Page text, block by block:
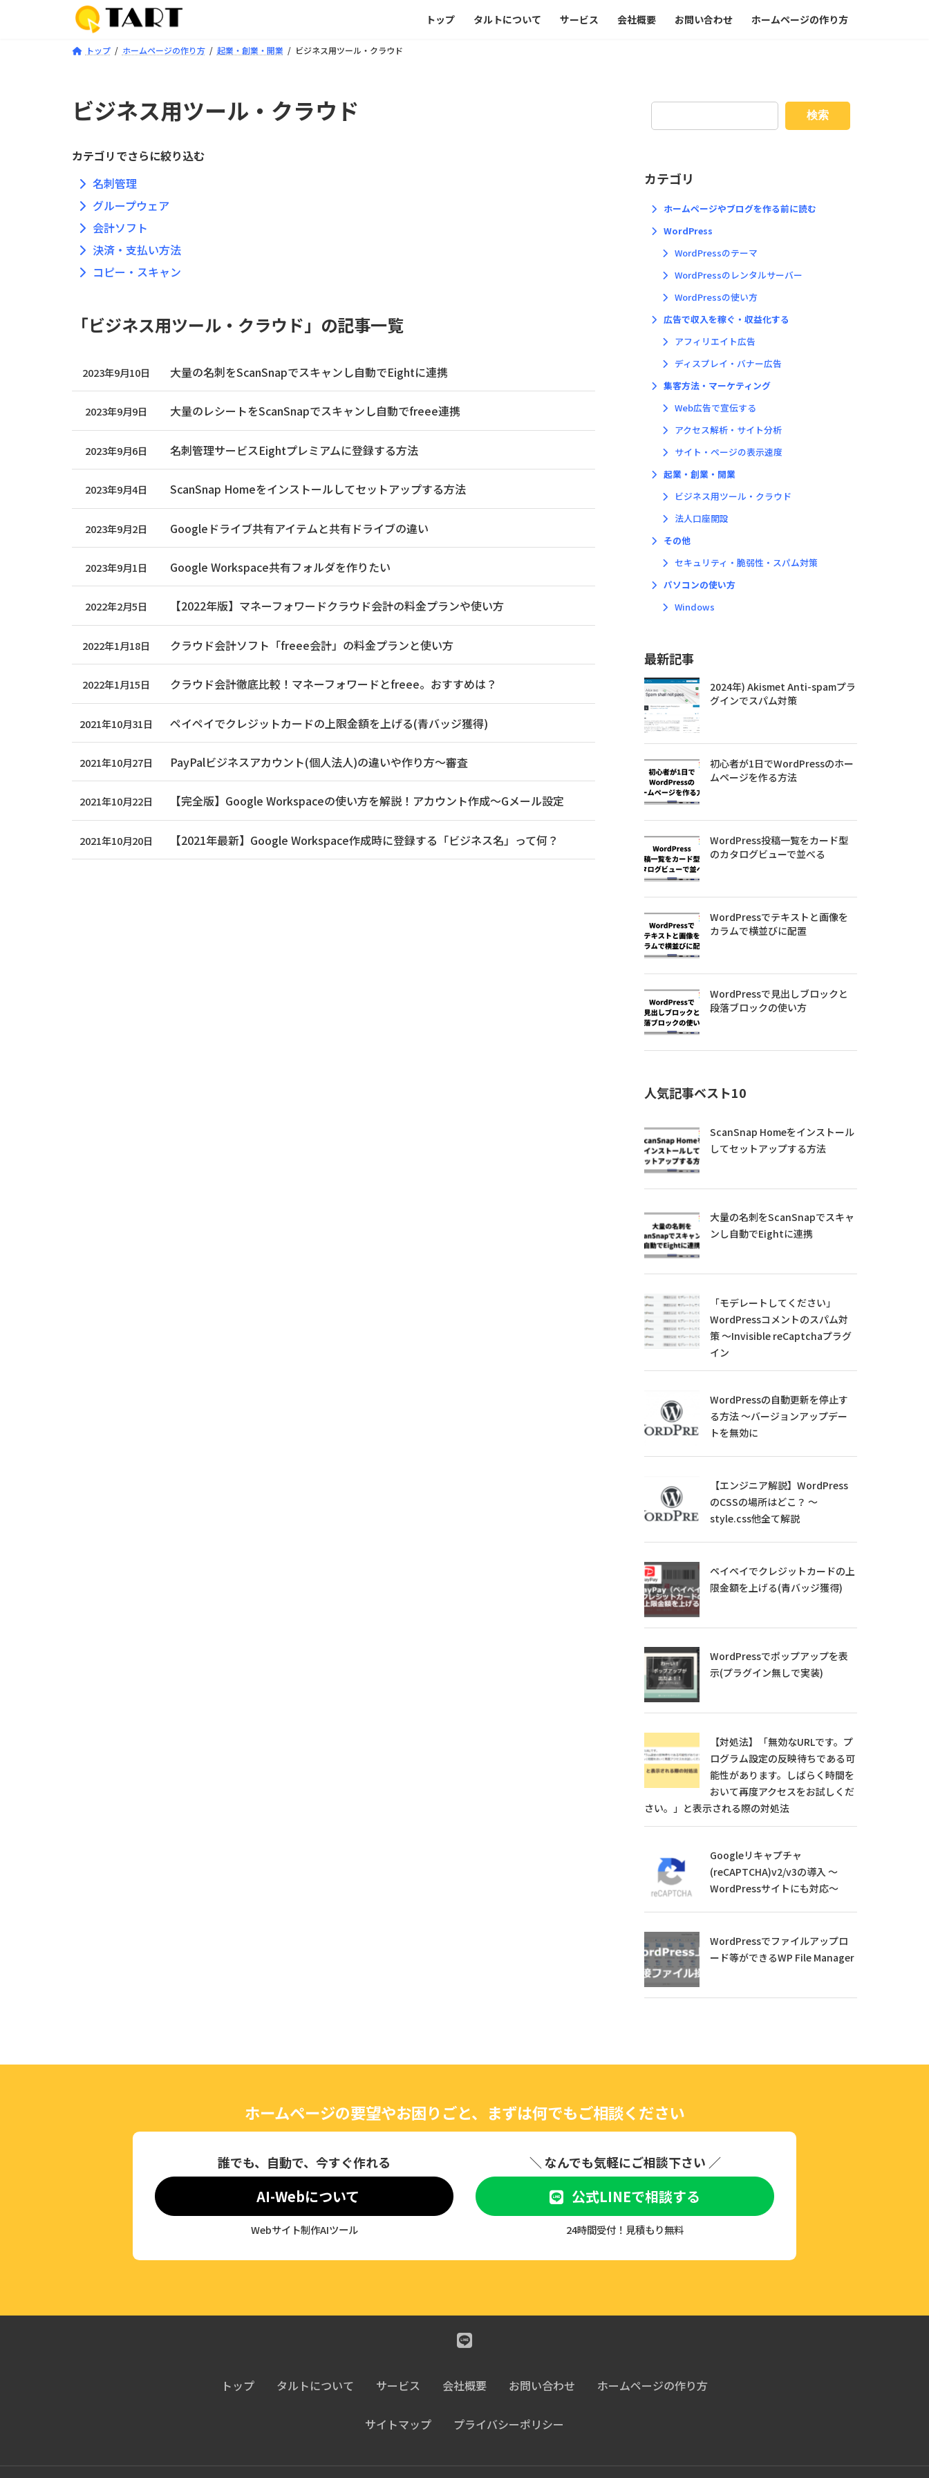
トップ タルトについて サービス 会社概要 お問い合わせ ホームページの作り方
トップ ホームページの作り方 起業・創業・開業 ビジネス用ツール・クラウド
ビジネス用ツール・クラウド
カテゴリでさらに絞り込む
名刺管理
グループウェア
会計ソフト
決済・支払い方法
コピー・スキャン
「ビジネス用ツール・クラウド」の記事一覧
2023年9月10日 大量の名刺をScanSnapでスキャンし自動でEightに連携
2023年9月9日 大量のレシートをScanSnapでスキャンし自動でfreee連携
2023年9月6日 名刺管理サービスEightプレミアムに登録する方法
2023年9月4日 ScanSnap Homeをインストールしてセットアップする方法
2023年9月2日 Googleドライブ共有アイテムと共有ドライブの違い
2023年9月1日 Google Workspace共有フォルダを作りたい
2022年2月5日 【2022年版】マネーフォワードクラウド会計の料金プランや使い方
2022年1月18日 クラウド会計ソフト「freee会計」の料金プランと使い方
2022年1月15日 クラウド会計徹底比較！マネーフォワードとfreee。おすすめは？
2021年10月31日 ペイペイでクレジットカードの上限金額を上げる(青バッジ獲得)
2021年10月27日 PayPalビジネスアカウント(個人法人)の違いや作り方～審査
2021年10月22日 【完全版】Google Workspaceの使い方を解説！アカウント作成～Gメール設定
2021年10月20日 【2021年最新】Google Workspace作成時に登録する「ビジネス名」って何？
検索
カテゴリ
ホームページやブログを作る前に読む
WordPress
WordPressのテーマ
WordPressのレンタルサーバー
WordPressの使い方
広告で収入を稼ぐ・収益化する
アフィリエイト広告
ディスプレイ・バナー広告
集客方法・マーケティング
Web広告で宣伝する
アクセス解析・サイト分析
サイト・ページの表示速度
起業・創業・開業
ビジネス用ツール・クラウド
法人口座開設
その他
セキュリティ・脆弱性・スパム対策
パソコンの使い方
Windows
最新記事
2024年) Akismet Anti-spamプラ
グインでスパム対策
初心者が1日でWordPressのホー
ムページを作る方法
WordPress投稿一覧をカード型
のカタログビューで並べる
WordPressでテキストと画像を
カラムで横並びに配置
WordPressで見出しブロックと
段落ブロックの使い方
人気記事ベスト10
ScanSnap Homeをインストール
してセットアップする方法
大量の名刺をScanSnapでスキャ
ンし自動でEightに連携
「モデレートしてください」
WordPressコメントのスパム対
策 ～Invisible reCaptchaプラグ
イン
WordPressの自動更新を停止す
る方法 ～バージョンアップデー
トを無効に
【エンジニア解説】WordPress
のCSSの場所はどこ？ ～
style.css他全て解説
ペイペイでクレジットカードの上
限金額を上げる(青バッジ獲得)
WordPressでポップアップを表
示(プラグイン無しで実装)
【対処法】「無効なURLです。プ
ログラム設定の反映待ちである可
能性があります。しばらく時間を
おいて再度アクセスをお試しくだ
さい。」と表示される際の対処法
Googleリキャプチャ
(reCAPTCHA)v2/v3の導入 ～
WordPressサイトにも対応～
WordPressでファイルアップロ
ード等ができるWP File Manager
ホームページの要望やお困りごと、まずは何でもご相談ください
誰でも、自動で、今すぐ作れる
AI-Webについて
Webサイト制作AIツール
＼ なんでも気軽にご相談下さい ／
公式LINEで相談する
24時間受付！見積もり無料
トップ タルトについて サービス 会社概要 お問い合わせ ホームページの作り方
サイトマップ プライバシーポリシー